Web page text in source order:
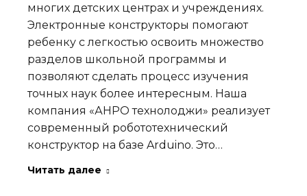
многих детских центрах и учреждениях.
Электронные конструкторы помогают
ребенку с легкостью освоить множество
разделов школьной программы и
позволяют сделать процесс изучения
точных наук более интересным. Наша
компания «АНРО технолоджи» реализует
современный робототехнический
конструктор на базе Arduino. Это…
Читать далее